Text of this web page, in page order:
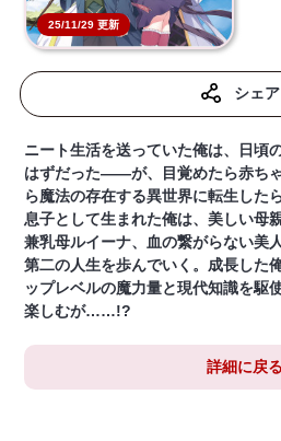
25/11/29 更新
シェア
ニート生活を送っていた俺は、日頃
はずだった――が、目覚めたら赤ち
ら魔法の存在する異世界に転生した
息子として生まれた俺は、美しい母
兼乳母ルイーナ、血の繋がらない美
第二の人生を歩んでいく。成長した
ップレベルの魔力量と現代知識を駆
楽しむが……!?
詳細に戻る